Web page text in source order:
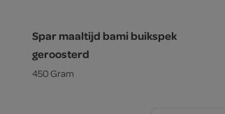
Spar maaltijd bami buikspek
geroosterd
450 Gram